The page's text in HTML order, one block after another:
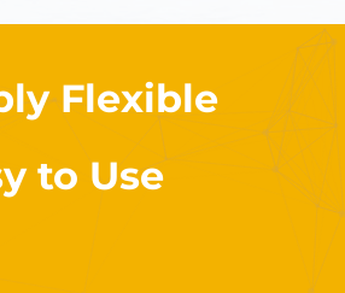
Flexible
to Use